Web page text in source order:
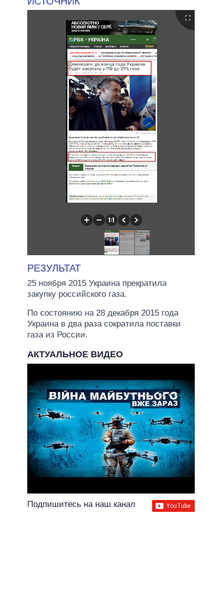
РЕЗУЛЬТАТ
25 ноября 2015 Украина прекратила
закупку российского газа.
По состоянию на 28 декабря 2015 года
Украина в два раза сократила поставки
газа из России.
АКТУАЛЬНОЕ ВИДЕО
Подпишитесь на наш канал